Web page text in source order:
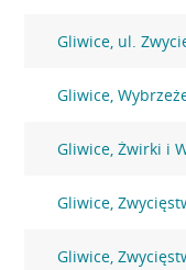
Gliwice, ul.
Gliwice,
Gliwice, Żwirki i
Gliwice,
Gliwice,